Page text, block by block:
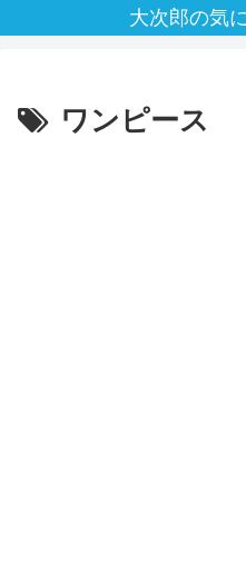
大次郎の気
ワンピース